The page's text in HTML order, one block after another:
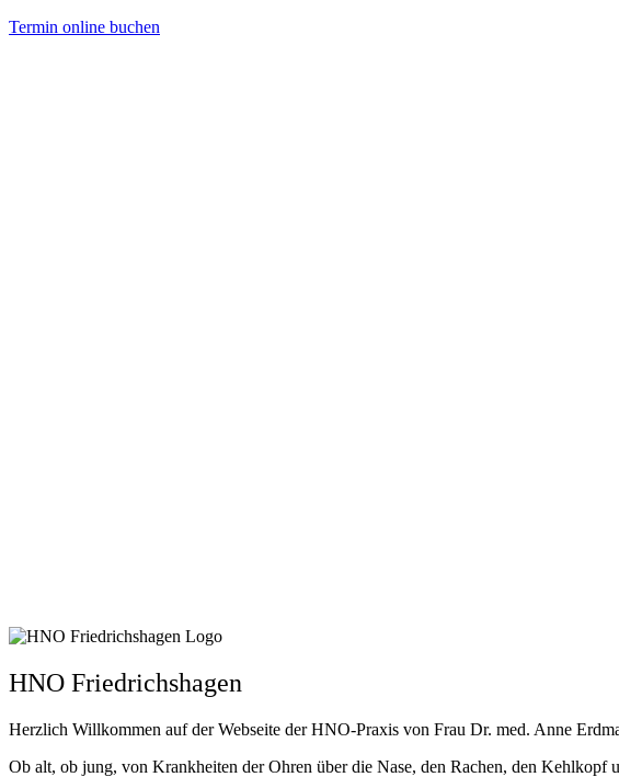
Direkt
Termin online buchen
HNO Friedrichshagen
Herzlich Willkommen auf der Webseite der HNO-Praxis von Frau Dr. med. Anne
Ob alt, ob jung, von Krankheiten der Ohren über die Nase, den Rachen, den Kehlkopf